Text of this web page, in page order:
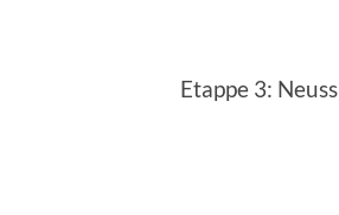
Etappe 3: Neuss